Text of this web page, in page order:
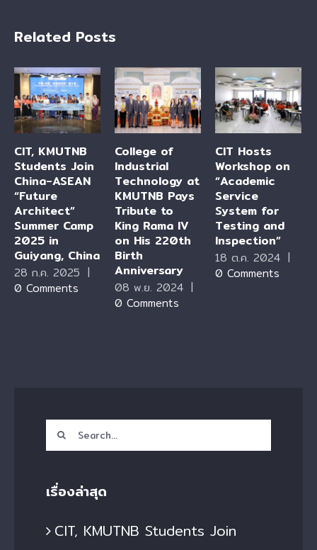
Related Posts
CIT, KMUTNB
Students Join
China-ASEAN
“Future
Architect”
Summer Camp
2025 in
Guiyang, China
28 ก.ค. 2025 |
0 Comments
College of
Industrial
Technology at
KMUTNB Pays
Tribute to
King Rama IV
on His 220th
Birth
Anniversary
08 พ.ย. 2024 |
0 Comments
CIT Hosts
Workshop on
“Academic
Service
System for
Testing and
Inspection”
18 ต.ค. 2024 |
0 Comments
Search
for:
เรื่องล่าสุด
CIT, KMUTNB Students Join